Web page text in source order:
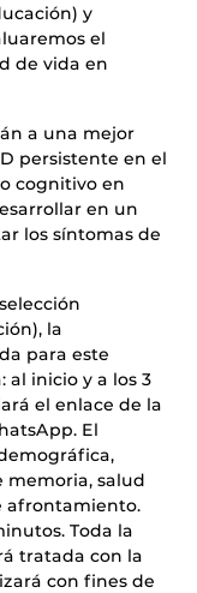
y
el
de vida en
a una mejor
persistente en el
cognitivo en
en un
los síntomas de
la
para este
al inicio y a los 3
el enlace de la
El
memoria, salud
afrontamiento.
Toda la
tratada con la
con fines de